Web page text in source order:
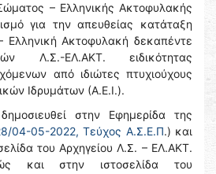
– Ελληνικής Ακτοφυλακής
για την απευθείας κατάταξη
Ελληνική Ακτοφυλακή δεκαπέντε
Λ.Σ.-ΕΛ.ΑΚΤ. ειδικότητας
από ιδιώτες πτυχιούχους
Ιδρυμάτων (Α.Ε.Ι.).
στην Εφημερίδα της
04-05-2022, Τεύχος Α.Σ.Ε.Π.) και
του Αρχηγείου Λ.Σ. – ΕΛ.ΑΚΤ.
και στην ιστοσελίδα του